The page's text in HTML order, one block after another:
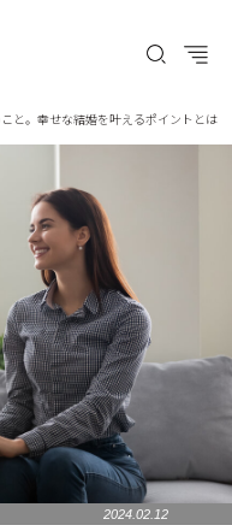
ナル）
と。幸せな結婚を叶えるポイントとは
2024.02.12